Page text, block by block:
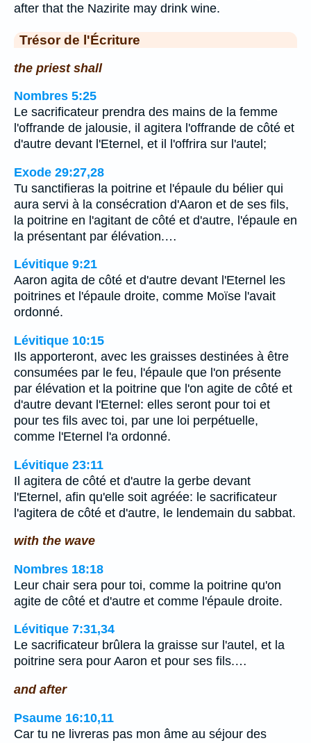
after that the Nazirite may drink wine.
Trésor de l'Écriture
the priest shall
Nombres 5:25
Le sacrificateur prendra des mains de la femme
l'offrande de jalousie, il agitera l'offrande de côté et
d'autre devant l'Eternel, et il l'offrira sur l'autel;
Exode 29:27,28
Tu sanctifieras la poitrine et l'épaule du bélier qui
aura servi à la consécration d'Aaron et de ses fils,
la poitrine en l'agitant de côté et d'autre, l'épaule en
la présentant par élévation.…
Lévitique 9:21
Aaron agita de côté et d'autre devant l'Eternel les
poitrines et l'épaule droite, comme Moïse l'avait
ordonné.
Lévitique 10:15
Ils apporteront, avec les graisses destinées à être
consumées par le feu, l'épaule que l'on présente
par élévation et la poitrine que l'on agite de côté et
d'autre devant l'Eternel: elles seront pour toi et
pour tes fils avec toi, par une loi perpétuelle,
comme l'Eternel l'a ordonné.
Lévitique 23:11
Il agitera de côté et d'autre la gerbe devant
l'Eternel, afin qu'elle soit agréée: le sacrificateur
l'agitera de côté et d'autre, le lendemain du sabbat.
with the wave
Nombres 18:18
Leur chair sera pour toi, comme la poitrine qu'on
agite de côté et d'autre et comme l'épaule droite.
Lévitique 7:31,34
Le sacrificateur brûlera la graisse sur l'autel, et la
poitrine sera pour Aaron et pour ses fils.…
and after
Psaume 16:10,11
Car tu ne livreras pas mon âme au séjour des